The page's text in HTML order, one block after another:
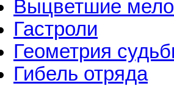
Выцветшие
Гастроли
Геометрия
Гибель отряда